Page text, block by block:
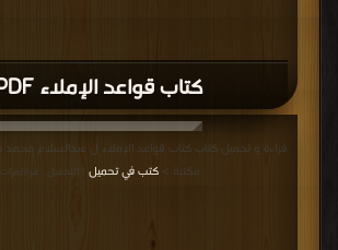
كتاب قواعد الإملاء PDF
مكتبة > كتب في تحميل | التحميل : مرة/مرات